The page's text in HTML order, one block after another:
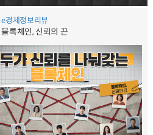
e경제정보리뷰
블록체인, 신뢰의 끈